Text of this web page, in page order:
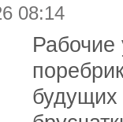
08:14
будущих